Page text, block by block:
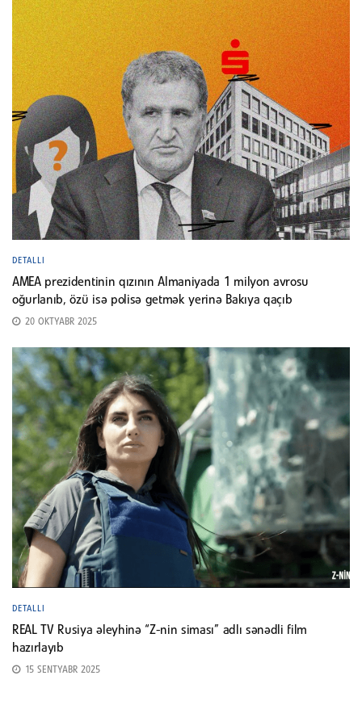
DETALLI
AMEA prezidentinin qızının Almaniyada 1 milyon avrosu
oğurlanıb, özü isə polisə getmək yerinə Bakıya qaçıb
20 OKTYABR 2025
DETALLI
REAL TV Rusiya əleyhinə “Z-nin siması” adlı sənədli film
hazırlayıb
15 SENTYABR 2025